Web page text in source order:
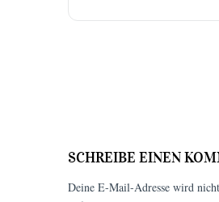
SCHREIBE EINEN
Deine E-Mail-Adresse wird